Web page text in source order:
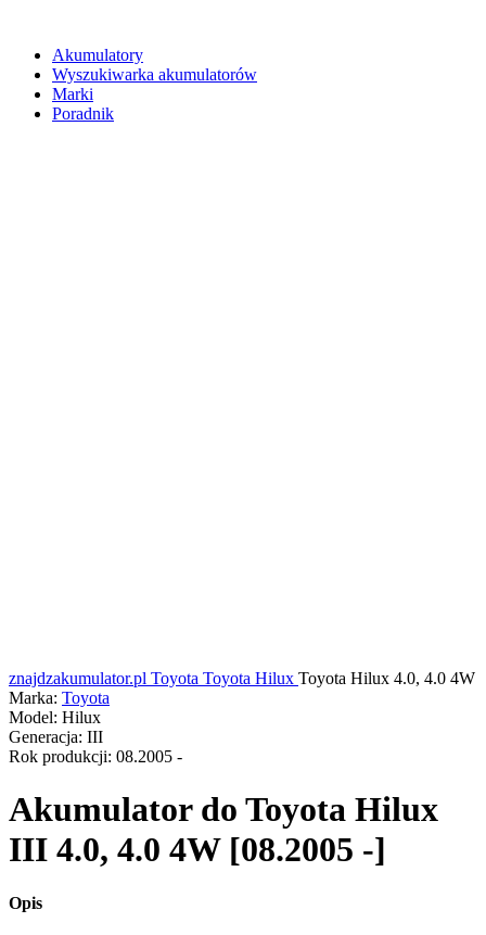
Akumulatory
Wyszukiwarka akumulatorów
Marki
Poradnik
znajdzakumulator.pl Toyota Toyota Hilux Toyota Hilux 4.0, 4.0 4W
Marka: Toyota
Model: Hilux
Generacja: III
Rok produkcji: 08.2005 -
Akumulator do Toyota Hilux
III 4.0, 4.0 4W [08.2005 -]
Opis